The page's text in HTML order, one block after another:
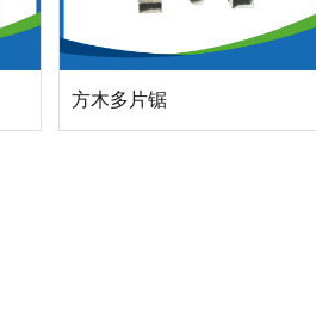
方木多片锯